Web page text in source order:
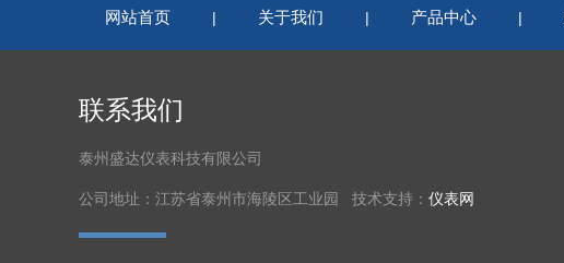
网站首页 | 关于我们 | 产品中心 |
联系我们
泰州盛达仪表科技有限公司
公司地址：江苏省泰州市海陵区工业园 技术支持： 仪表网